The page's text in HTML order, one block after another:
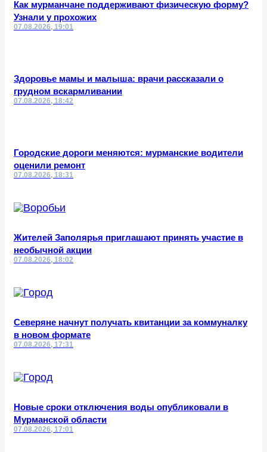
Как мурманчане поддерживают физическую форму?
Узнали у прохожих
07.08.2026, 19:01
Здоровье мамы и малыша: врачи рассказали о
грудном вскармливании
07.08.2026, 18:42
Городские дороги меняются: мурманские водители
оценили ремонт
07.08.2026, 18:31
Жителей Заполярья приглашают принять участие в
необычной акции
07.08.2026, 18:02
Северяне начнут получать квитанции за коммуналку
в новом формате
07.08.2026, 17:31
Новые сроки отключения воды опубликовали в
Мурманской области
07.08.2026, 17:01